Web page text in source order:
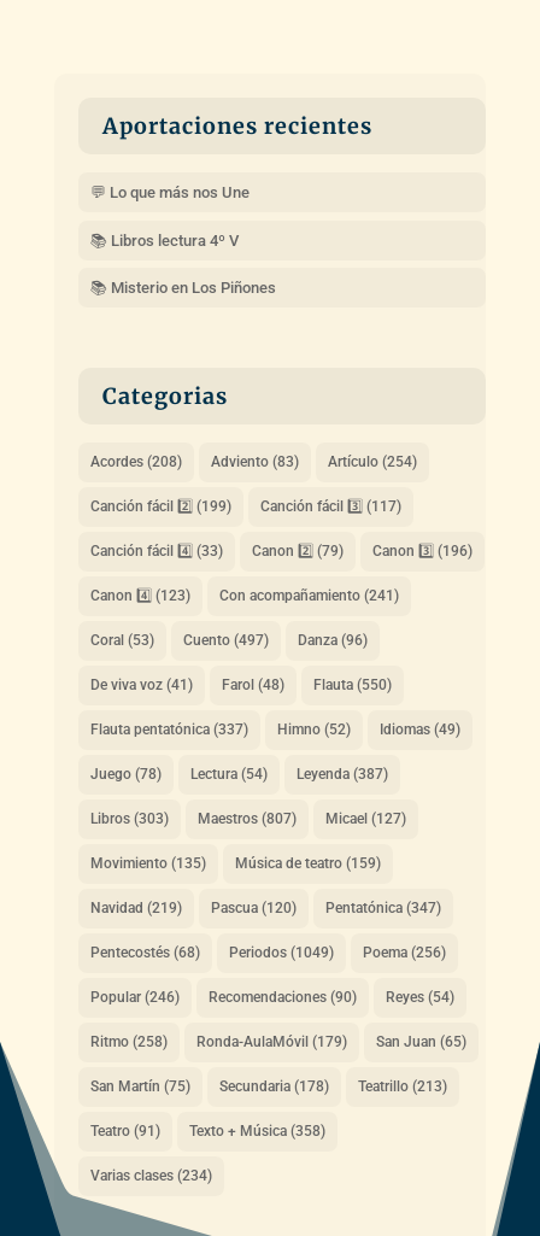
Aportaciones recientes
💬 Lo que más nos Une
📚 Libros lectura 4º V
📚 Misterio en Los Piñones
Categorias
Acordes(208) Adviento(83) Artículo(254)
Canción fácil 2️⃣ (199) Canción fácil 3️⃣ (117)
Canción fácil 4️⃣ (33) Canon 2️⃣ (79) Canon 3️⃣ (196)
Canon 4️⃣ (123) Con acompañamiento(241)
Coral (53) Cuento(497) Danza(96)
De viva voz(41) Farol (48) Flauta(550)
Flauta pentatónica(337) Himno(52) Idiomas(49)
Juego(78) Lectura(54) Leyenda(387)
Libros(303) Maestros(807) Micael (127)
Movimiento(135) Música de teatro(159)
Navidad (219) Pascua(120) Pentatónica(347)
Pentecostés(68) Periodos(1049) Poema(256)
Popular(246) Recomendaciones(90) Reyes(54)
Ritmo(258) Ronda-AulaMóvil (179) San Juan (65)
San Martín (75) Secundaria(178) Teatrillo(213)
Teatro(91) Texto + Música(358)
Varias clases(234)